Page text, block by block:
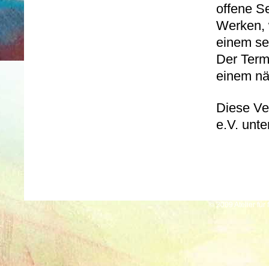
offene
Werken,
einem
Der
einem
Diese
e.V.
© 2009 Atelier für